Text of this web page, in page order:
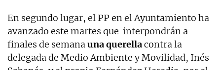
En segundo lugar, el PP en el Ayuntamiento ha
avanzado este martes que interpondrán a
finales de semanauna querellacontra la
delegada de Medio Ambiente y Movilidad, Inés